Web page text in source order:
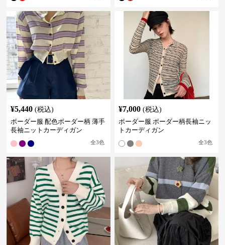
¥5,440 (税込)
ボーダー服 配色ボーダー柄 薄手
長袖ニットカーディガン
全3色
¥7,000 (税込)
ボーダー服 ボーダー柄長袖ニッ
トカーディガン
全3色